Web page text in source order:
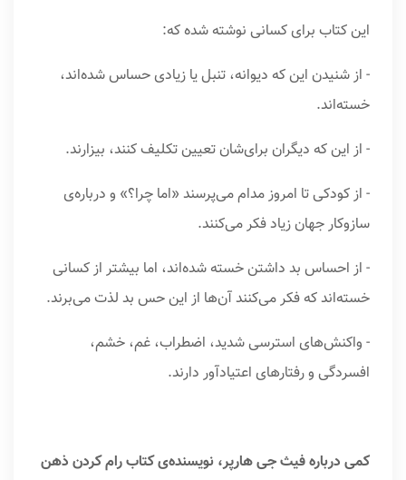
این کتاب برای کسانی نوشته شده که:
- از شنیدن این که دیوانه، تنبل یا زیادی حساس شده‌اند،
خسته‌اند.
- از این که دیگران برای‌شان تعیین تکلیف کنند، بیزارند.
- از کودکی تا امروز مدام می‌پرسند «اما چرا؟» و درباره‌ی
سازوکار جهان زیاد فکر می‌کنند.
- از احساس بد داشتن خسته شده‌اند، اما بیشتر از کسانی
خسته‌اند که فکر می‌کنند آن‌ها از این حس بد لذت می‌برند.
- واکنش‌های استرسی شدید، اضطراب، غم، خشم،
افسردگی و رفتارهای اعتیادآور دارند.
کمی درباره فیث جی هارپر، نویسنده‌ی کتاب رام کردن ذهن